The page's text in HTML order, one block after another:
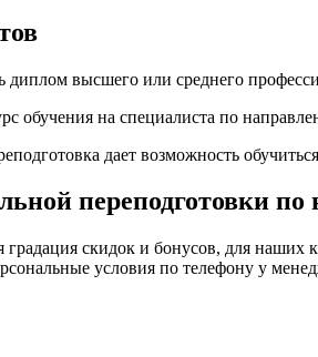
высшего или среднего
обучения на специалиста по
дает возможность
переподготовки
скидок и бонусов, для наших
условия по телефону у